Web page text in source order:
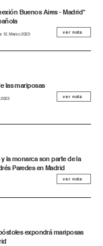
Buenos Aires - Madrid"
12, Marzo 2023 ver nota
las mariposas
ver nota
la monarca son parte de la
Paredes en Madrid
ver nota
expondrá mariposas